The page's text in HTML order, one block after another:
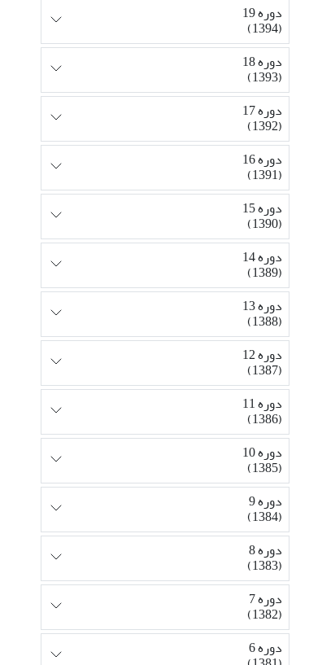
دوره 19
(1394)
دوره 18
(1393)
دوره 17
(1392)
دوره 16
(1391)
دوره 15
(1390)
دوره 14
(1389)
دوره 13
(1388)
دوره 12
(1387)
دوره 11
(1386)
دوره 10
(1385)
دوره 9
(1384)
دوره 8
(1383)
دوره 7
(1382)
دوره 6